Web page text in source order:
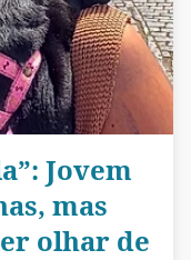
Jovem
mas
olhar de